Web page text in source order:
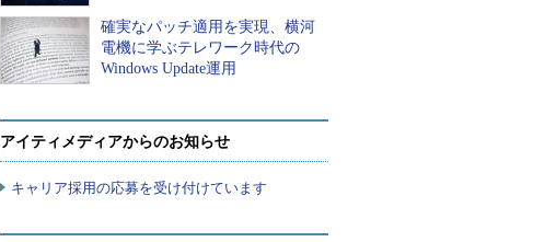
確実なパッチ適用を実現、横河
電機に学ぶテレワーク時代の
Windows Update運用
アイティメディアからのお知らせ
キャリア採用の応募を受け付けています